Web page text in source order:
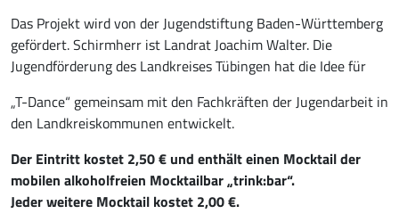
Das Projekt wird von der Jugendstiftung Baden-Württemberg
gefördert. Schirmherr ist Landrat Joachim Walter. Die
Jugendförderung des Landkreises Tübingen hat die Idee für
„T-Dance“ gemeinsam mit den Fachkräften der Jugendarbeit in
den Landkreiskommunen entwickelt.
Der Eintritt kostet 2,50 € und enthält einen Mocktail der
mobilen alkoholfreien Mocktailbar „trink:bar“.
Jeder weitere Mocktail kostet 2,00 €.